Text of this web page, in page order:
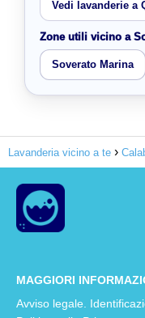
Vedi lavanderie a
Zone utili vicino a
Soverato Marina
Lavanderia vicino a te
MAGGIORI
Avviso legale.